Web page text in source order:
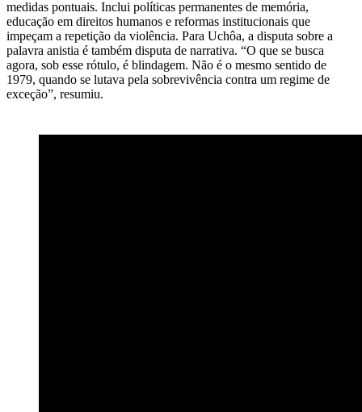
medidas pontuais. Inclui políticas permanentes de memória,
educação em direitos humanos e reformas institucionais que
impeçam a repetição da violência. Para Uchôa, a disputa sobre a
palavra anistia é também disputa de narrativa. “O que se busca
agora, sob esse rótulo, é blindagem. Não é o mesmo sentido de
1979, quando se lutava pela sobrevivência contra um regime de
exceção”, resumiu.